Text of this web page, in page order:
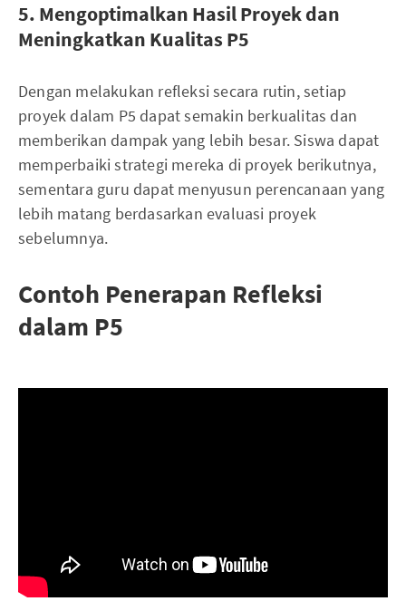
5. Mengoptimalkan Hasil Proyek dan
Meningkatkan Kualitas P5
Dengan melakukan refleksi secara rutin, setiap
proyek dalam P5 dapat semakin berkualitas dan
memberikan dampak yang lebih besar. Siswa dapat
memperbaiki strategi mereka di proyek berikutnya,
sementara guru dapat menyusun perencanaan yang
lebih matang berdasarkan evaluasi proyek
sebelumnya.
Contoh Penerapan Refleksi
dalam P5